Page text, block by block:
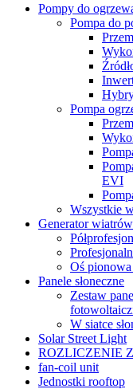
Pompy do
Pompa do
Pompa
EVI
Wszystkie
Generator wiatrów
Oś
Panele słoneczne
Zestaw
W siatce
Solar Street Light
ROZLICZENIE
fan-coil unit
Jednostki rooftop